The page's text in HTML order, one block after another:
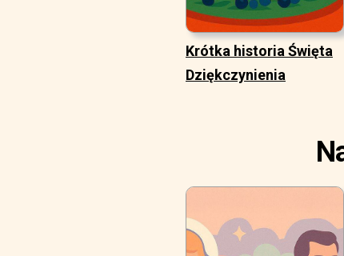
Krótka historia Święta
Dziękczynienia